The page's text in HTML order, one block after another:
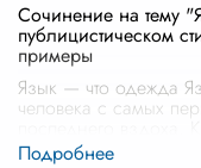
Сочинение на тему
публицистическом
примеры
Язык — что одежда
человека с самых
зноя, так и язык